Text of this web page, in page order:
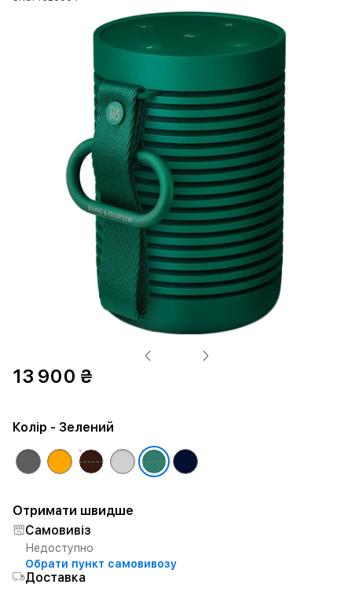
13 900 ₴
Колір - Зелений
Отримати швидше
Самовивіз
Недоступно
Обрати пункт самовивозу
Доставка